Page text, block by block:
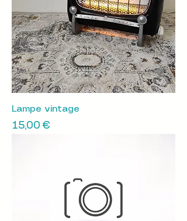
Lampe vintage
Prix
15,00 €